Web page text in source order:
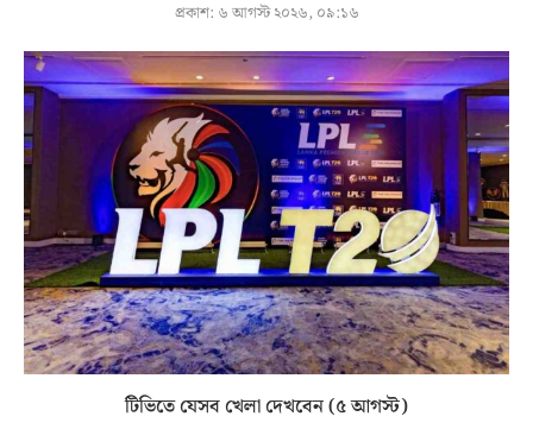
প্রকাশ: ৬ আগস্ট ২০২৬, ০৯:১৬
টিভিতে যেসব খেলা দেখবেন (৫ আগস্ট)